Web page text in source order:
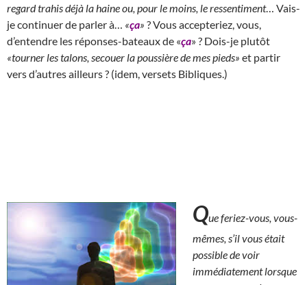
regard trahis déjà la haine ou, pour le moins, le ressentiment… Vais-
je continuer de parler à… «ça» ? Vous accepteriez, vous,
d’entendre les réponses-bateaux de «ça» ? Dois-je plutôt
«tourner les talons, secouer la poussière de mes pieds» et partir
vers d’autres ailleurs ? (idem, versets Bibliques.)
Que feriez-vous, vous-
mêmes, s’il vous était
possible de voir
immédiatement lorsque